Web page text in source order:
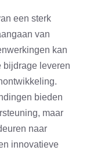
een sterk
van
kan
leveren
bieden
maar
naar
innovatieve